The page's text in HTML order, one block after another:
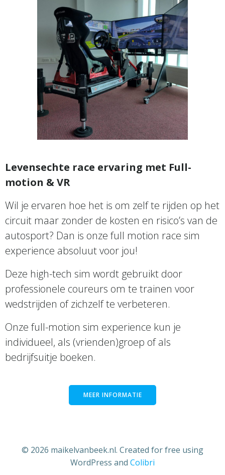
Levensechte race ervaring met Full-
motion & VR
Wil je ervaren hoe het is om zelf te rijden op het
circuit maar zonder de kosten en risico’s van de
autosport? Dan is onze full motion race sim
experience absoluut voor jou!
Deze high-tech sim wordt gebruikt door
professionele coureurs om te trainen voor
wedstrijden of zichzelf te verbeteren.
Onze full-motion sim experience kun je
individueel, als (vrienden)groep of als
bedrijfsuitje boeken.
MEER INFORMATIE
© 2026 maikelvanbeek.nl. Created for free using
WordPress and Colibri